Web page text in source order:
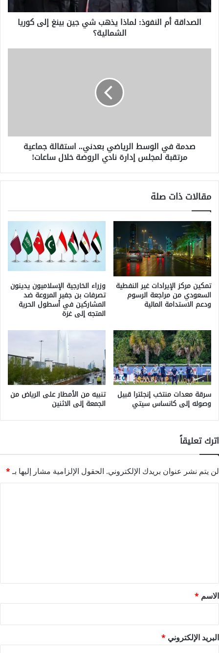
إلى
كورياالصداقة أم النفوذ: لماذا يذهب شي جين بينغ إلى كوريا
الشمالية؟
لمجلس
خلال
صدمة في الوسط الرياضي بعدني.. استقالة جماعية
مرتقبة لمجلس إدارة نادي الروضة خلال ساعات!
مقالات ذات صلة
تمكين مركز الإيرادات غير النفطية
السعودي من مراجعة الرسوم
ودعم الاستدامة المالية
وزراء الخارجية الإسلاميون يدينون
تصرفات بن جفير المروعة ضد
المشاركين في أسطول الحرية
المتجه إلى غزة
سرقة معدات منتخب إنجلترا قبيل
وصوله إلى كانساس سيتي
تنبيه من الأمطار على الرياض من
الجمعة إلى الاثنين
اترك تعليقاً
لن يتم نشر عنوان بريدك الإلكتروني. الحقول الإلزامية مشار إليها بـ*
*
الاسم *
البريد الإلكتروني *